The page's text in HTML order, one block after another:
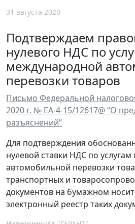
31 августа 2020
Подтверждаем
нулевого НДС по
международной
перевозки товаров
Письмо Федеральной
2020 г. № ЕА-4-15/12617@ “О
разъяснений”
Для подтверждения
нулевой ставки НДС по
автомобильной перевозки
транспортных и
документов на бумажном
электронный реестр таких